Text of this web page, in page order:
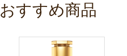
すすめ商品